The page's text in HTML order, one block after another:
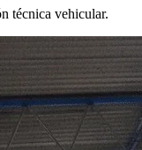
técnica vehicular.